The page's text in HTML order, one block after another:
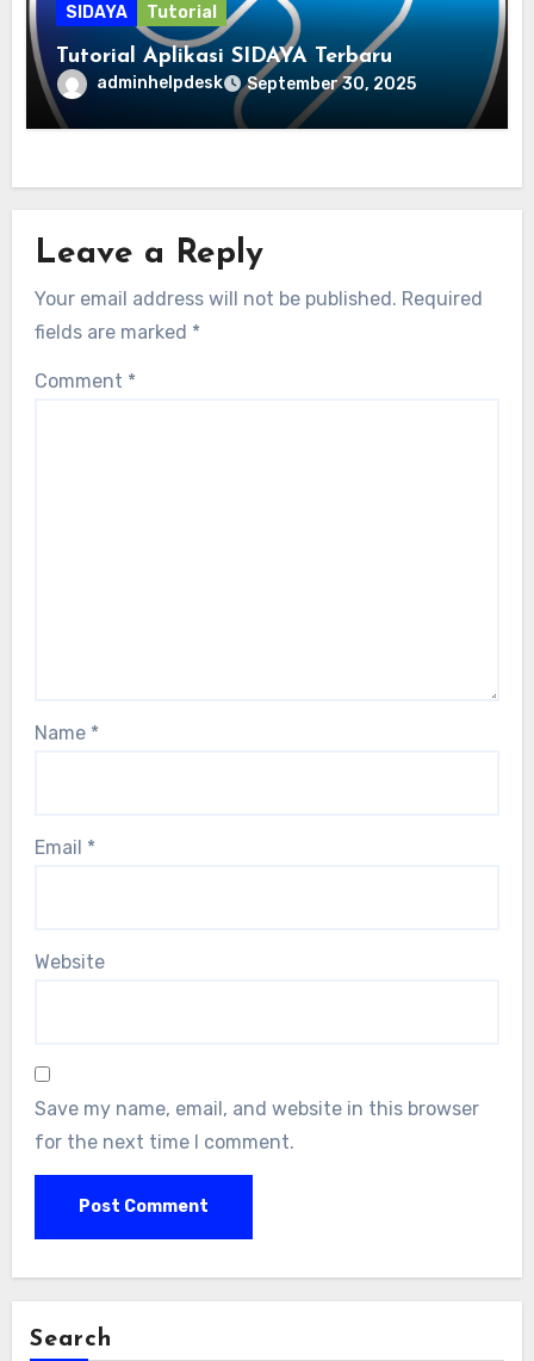
SIDAYA Tutorial
Tutorial Aplikasi SIDAYA Terbaru
adminhelpdesk September 30, 2025
Leave a Reply
Your email address will not be published. Required
fields are marked *
Comment *
Name *
Email *
Website
Save my name, email, and website in this browser
for the next time I comment.
Search